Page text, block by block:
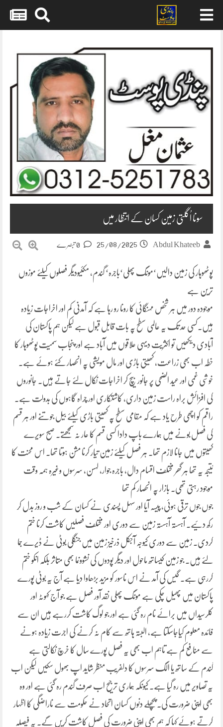
content
سونا اُگلتی زمین کسان کے انتظار میں
Abdul Khateeb
25/08/2025
پوٹھوہار کی زمین دالیں‘مونگ پھلی‘باجرہ‘ گندم، مکئیودیگر فصلوں کیلئے موزوں
ترین ہے
موجودہ دور میں ہر شخص مہنگائی کا رونا رو رہا ہے کہ آمدنی کم اور اخراجات زیادہ
ہیں۔کسی حد تک یہ عالمی سطح پہ بات قابل قبول ہے لیکن ہم پاکستان کی
آبادی دیکھیں تو اکثریت دیہی علاقوں میں آباد ہے اور پنجاب سمیت پوٹھوہار کا
خطہ اب بھی زراعت، کھیتی باڑی اور مال مویشی پہ انحصار کئے ہوئے ہے۔
خوشی غمی اور عید الضحی پر جانور بیچ کر اخراجات نکال لئے جاتے ہیں۔ جانوروں
کی افزائش براہ راست زمین داری، کاشتکاری اور چراہ گاہوں کی بدولت ہے۔
راقم کو اچھی طرح یاد ہے کہ مقامی سطح پہ کھیتی باڑی کیلئے بیل جوتنے اور ہر قسم
کی فصل بونے میں ہمارے باپ دادا کسی قسم کا عار نہ سمجھتے۔ صبح سویرے
کھیتوں میں جانا لازم تھا۔ ہر فصل کیلئے زمین تیار کرنا مشن ہوتا تھا۔ اس محنت کا
نتیجہ یہ تھا ہر گھر مختلف اقسام دال، باجرہ جوار، لہسن، سرسوں وغیرہ ہمہ وقت
موجود رہتی تھی۔ بازار پہ انحصار کم تھا
جوں جوں ترقی ہوئی، پیسہ آیا اور سہل پسندی نے کسان کے شب و روز بدل کر
رکھ دئیے۔ آہستہ آہستہ زمین سے دوری اور مختلف فصلیں کاشت کرنا ختم
کردی۔ زمین سے دوری کیوجہ آجکل ذرخیز زمین میں جنگلی بوٹی نے ڈیرے جما
لئے ہیں۔ جو زمین کیساتھ ماحول اور دیگر پودوں کی نشوونما بھی متاثر بلکہ انکو ختم
کررہی ہے۔ گیس کی آمد نے اس ناسور کو مزید بڑھاوا دیا ہے آج یہ بوٹی پورے
پاکستان میں پھیل چکی ہے مونگ پھلی نقد آور فصل ہے جو آج کہوٹہ اور
کلرسیداں میں برائے نام رہ گئی ہے اور جو لوگ کاشت کررہے ہیں ان سے
فائدہ معلوم کیاجاسکتا ہے، البتہ ہاتھ سے کام نہ کرنے کی اجرت زیادہ ہونے
سے منافع کم ہے تاہم اب بھی یہ فصل پورے سال کا خرچ نکالتی ہے
گندم کے ساتھ یا الگ سرسوں کا دلفریب منظر شاید اپ بھول سکیں لیکن اب
یہ تصاویر میں رہ گیا ہے۔ کیونکہ ہماری ترجیح اب صرف گندم رہ گئی ہے اور وہ
بھی اپنی ضرورت کی۔ پچھلے دنوں کسان اتحاد نے حکومت سے ناراضگی کا اظہار
کرتے ہوئے کہا کہ ہم بھی اپنی ضرورت کی فصل کاشت کریں گے۔ یہ فیصلہ